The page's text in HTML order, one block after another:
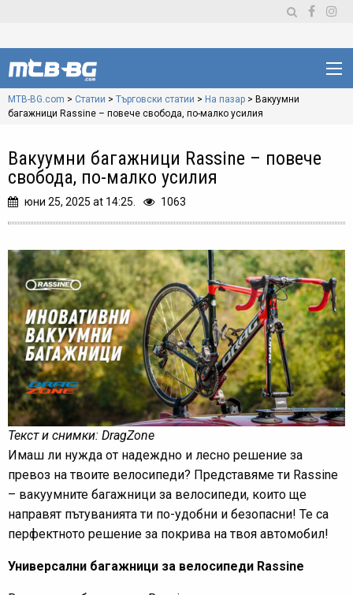
MTB-BG.com > Статии > Търговски статии > На пазар > Вакуумни
багажници Rassine – повече свобода, по-малко усилия
Вакуумни багажници Rassine – повече
свобода, по-малко усилия
юни 25, 2025 at 14:25. 1063
Текст и снимки: DragZone
Имаш ли нужда от надеждно и лесно решение за
превоз на твоите велосипеди? Представяме ти Rassine
– вакуумните багажници за велосипеди, които ще
направят пътуванията ти по-удобни и безопасни! Те са
перфектното решение за покрива на твоя автомобил!
Универсални багажници за велосипеди Rassine